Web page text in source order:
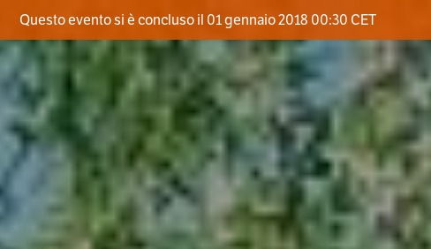
Questo evento si è concluso il 01 gennaio 2018 00:30 CET